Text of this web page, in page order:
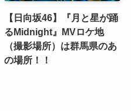
【日向坂46】『月と星が踊
るMidnight』MVロケ地
（撮影場所）は群馬県のあ
の場所！！